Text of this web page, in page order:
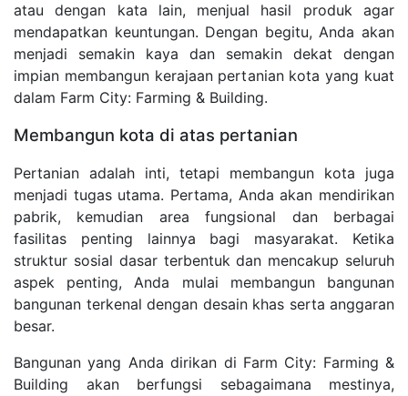
atau dengan kata lain, menjual hasil produk agar
mendapatkan keuntungan. Dengan begitu, Anda akan
menjadi semakin kaya dan semakin dekat dengan
impian membangun kerajaan pertanian kota yang kuat
dalam Farm City: Farming & Building.
Membangun kota di atas pertanian
Pertanian adalah inti, tetapi membangun kota juga
menjadi tugas utama. Pertama, Anda akan mendirikan
pabrik, kemudian area fungsional dan berbagai
fasilitas penting lainnya bagi masyarakat. Ketika
struktur sosial dasar terbentuk dan mencakup seluruh
aspek penting, Anda mulai membangun bangunan
bangunan terkenal dengan desain khas serta anggaran
besar.
Bangunan yang Anda dirikan di Farm City: Farming &
Building akan berfungsi sebagaimana mestinya,